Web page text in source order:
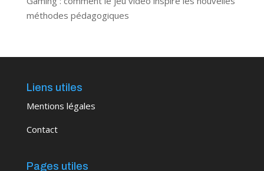
méthodes pédagogiques
Liens utiles
Mentions légales
Contact
Pages utiles